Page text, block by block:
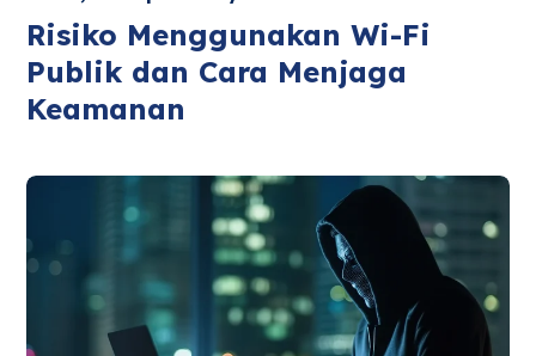
Risiko Menggunakan Wi-Fi
Publik dan Cara Menjaga
Keamanan